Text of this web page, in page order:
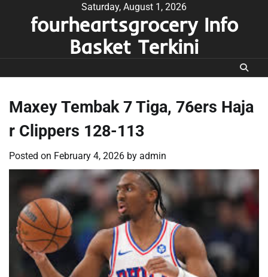
Saturday, August 1, 2026
fourheartsgrocery Info
Basket Terkini
Maxey Tembak 7 Tiga, 76ers Haja
r Clippers 128-113
Posted on February 4, 2026 by admin